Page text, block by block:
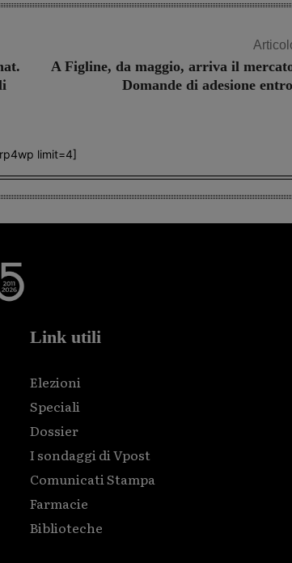
A Figline, da maggio, arriva il
Domande di adesione
limit=4]
Link utili
Elezioni
Speciali
Dossier
I sondaggi di Vpost
Comunicati Stampa
Farmacie
Biblioteche